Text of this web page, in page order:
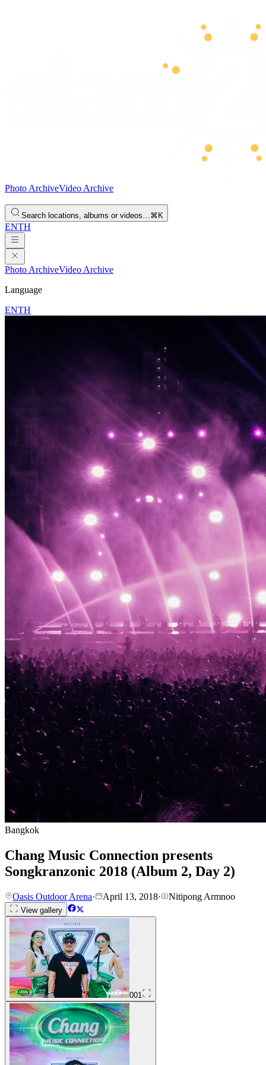
Photo ArchiveVideo Archive
Search locations, albums or videos…⌘K
ENTH
Photo ArchiveVideo Archive
Language
ENTH
Bangkok
Chang Music Connection presents
Songkranzonic 2018 (Album 2, Day 2)
Oasis Outdoor Arena· April 13, 2018· Nitipong Armnoo
View gallery
001